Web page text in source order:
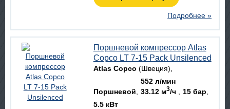
Подробнее »
Поршневой компрессор Atlas
Copco LT 7-15 Pack Unsilenced
Atlas Copco (Швеция)
Поршневой
552 л/мин
33.12 м3/ч
15 бар
5.5 кВт